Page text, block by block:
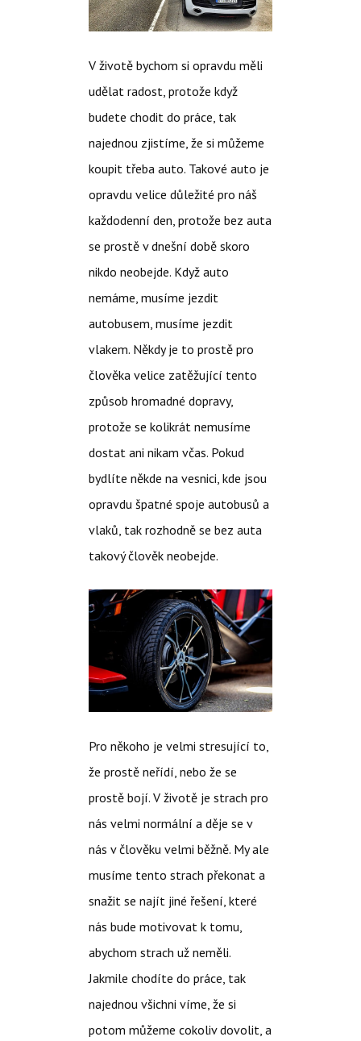
V životě bychom si opravdu měli
udělat radost, protože když
budete chodit do práce, tak
najednou zjistíme, že si můžeme
koupit třeba auto. Takové auto je
opravdu velice důležité pro náš
každodenní den, protože bez auta
se prostě v dnešní době skoro
nikdo neobejde. Když auto
nemáme, musíme jezdit
autobusem, musíme jezdit
vlakem. Někdy je to prostě pro
člověka velice zatěžující tento
způsob hromadné dopravy,
protože se kolikrát nemusíme
dostat ani nikam včas. Pokud
bydlíte někde na vesnici, kde jsou
opravdu špatné spoje autobusů a
vlaků, tak rozhodně se bez auta
takový člověk neobejde.
Pro někoho je velmi stresující to,
že prostě neřídí, nebo že se
prostě bojí. V životě je strach pro
nás velmi normální a děje se v
nás v člověku velmi běžně. My ale
musíme tento strach překonat a
snažit se najít jiné řešení, které
nás bude motivovat k tomu,
abychom strach už neměli.
Jakmile chodíte do práce, tak
najednou všichni víme, že si
potom můžeme cokoliv dovolit, a